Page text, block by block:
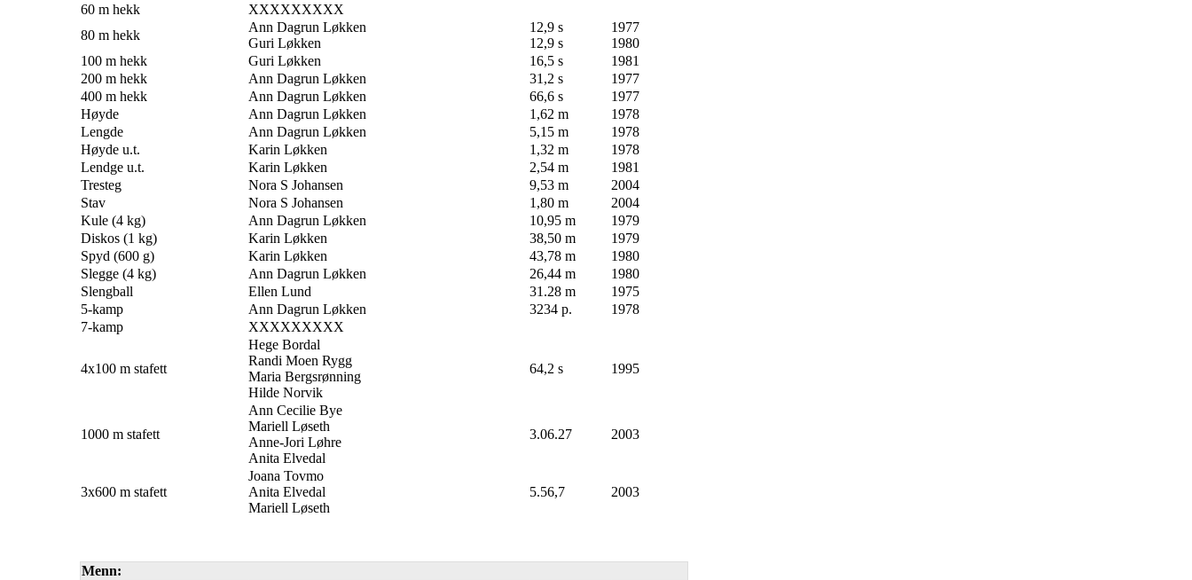
60 m hekk
XXXXXXXXX
80 m hekk
Ann Dagrun Løkken
Guri Løkken
12,9 s
12,9 s
1977
1980
100 m hekk
Guri Løkken 16,5 s
1981
200 m hekk
Ann Dagrun Løkken 31,2 s
1977
400 m hekk
Ann Dagrun Løkken 66,6 s
1977
Høyde
Ann Dagrun Løkken 1,62 m
1978
Lengde
Ann Dagrun Løkken 5,15 m
1978
Høyde u.t.
Karin Løkken 1,32 m
1978
Lendge u.t.
Karin Løkken 2,54 m
1981
Tresteg
Nora S Johansen 9,53 m
2004
Stav
Nora S Johansen 1,80 m
2004
Kule (4 kg)
Ann Dagrun Løkken 10,95 m
1979
Diskos (1 kg)
Karin Løkken 38,50 m
1979
Spyd (600 g)
Karin Løkken 43,78 m
1980
Slegge (4 kg)
Ann Dagrun Løkken 26,44 m
1980
Slengball
Ellen Lund 31.28 m
1975
5-kamp
Ann Dagrun Løkken 3234 p.
1978
7-kamp
XXXXXXXXX
4x100 m stafett
Hege Bordal
Randi Moen Rygg
Maria Bergsrønning
Hilde Norvik
64,2 s 1995
1000 m stafett
Ann Cecilie Bye
Mariell Løseth
Anne-Jori Løhre
Anita Elvedal
3.06.27 2003
3x600 m stafett
Joana Tovmo
Anita Elvedal
Mariell Løseth
5.56,7 2003
Menn: